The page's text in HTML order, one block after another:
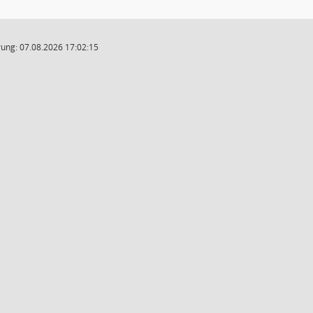
07.08.2026 17:02:15